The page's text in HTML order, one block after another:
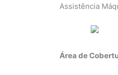
Assistência
Área de